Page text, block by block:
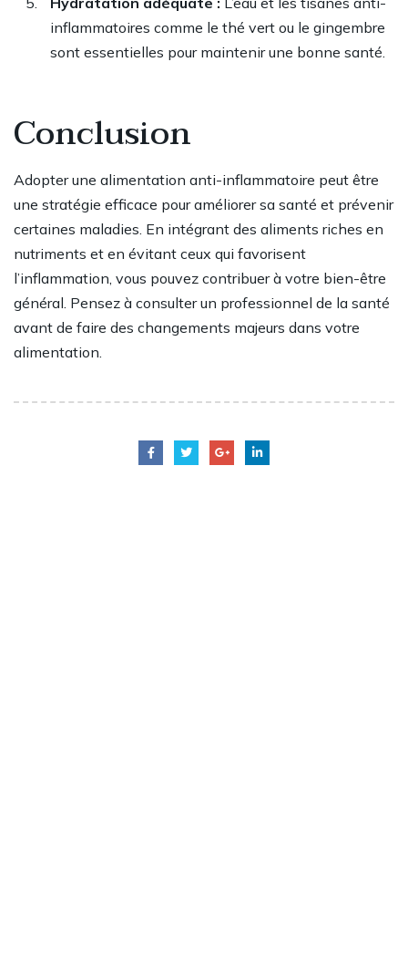
inflammatoires comme le thé vert ou le gingembre
sont essentielles pour maintenir une bonne santé.
Conclusion
Adopter une alimentation anti-inflammatoire peut être
une stratégie efficace pour améliorer sa santé et prévenir
certaines maladies. En intégrant des aliments riches en
nutriments et en évitant ceux qui favorisent
l’inflammation, vous pouvez contribuer à votre bien-être
général. Pensez à consulter un professionnel de la santé
avant de faire des changements majeurs dans votre
alimentation.